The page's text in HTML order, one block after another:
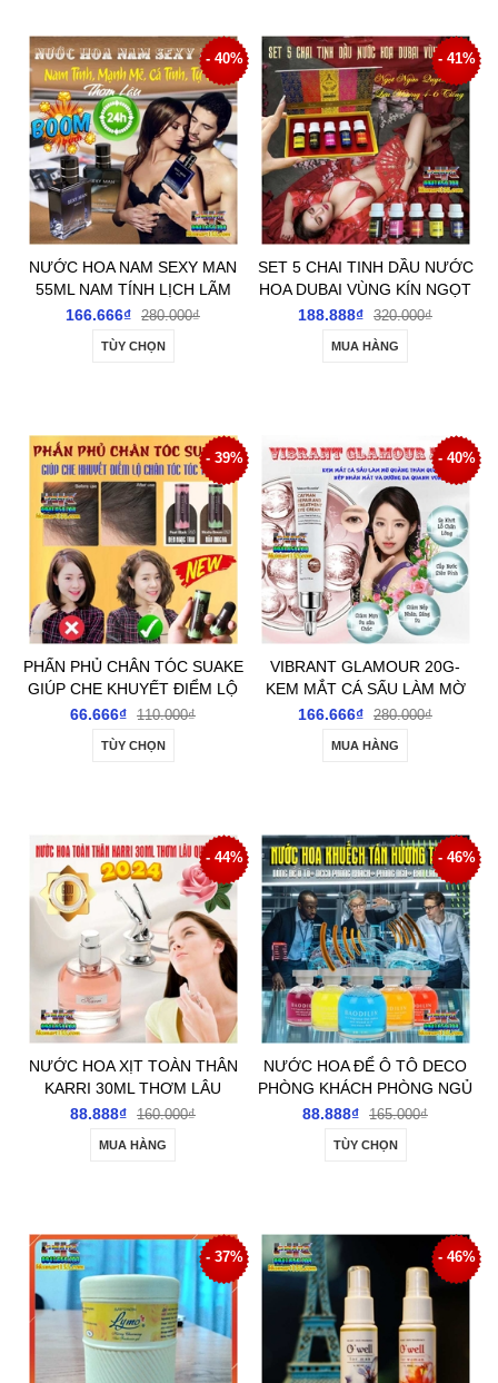
- 40%
NƯỚC HOA NAM SEXY MAN
55ML NAM TÍNH LỊCH LÃM
CUỐN HÚT GIỮ HƯƠNG LÂU
166.666₫ 280.000₫
TÙY CHỌN
- 41%
SET 5 CHAI TINH DẦU NƯỚC
HOA DUBAI VÙNG KÍN NGỌT
NGÀO QUYẾN RŨ LƯU
188.888₫ 320.000₫
MUA HÀNG
- 39%
PHẤN PHỦ CHÂN TÓC SUAKE
GIÚP CHE KHUYẾT ĐIỂM LỘ
CHÂN TÓC TÓC THƯA
66.666₫ 110.000₫
TÙY CHỌN
- 40%
VIBRANT GLAMOUR 20G-
KEM MẮT CÁ SẤU LÀM MỜ
QUẦNG THÂM QUẦNG MẮT
DA QUANH VÙNG MẮT
166.666₫ 280.000₫
MUA HÀNG
- 44%
NƯỚC HOA XỊT TOÀN THÂN
KARRI 30ML THƠM LÂU
QUYẾN RŨ
88.888₫ 160.000₫
MUA HÀNG
- 46%
NƯỚC HOA ĐỂ Ô TÔ DECO
PHÒNG KHÁCH PHÒNG NGỦ
BÀN LÀM VIỆC
88.888₫ 165.000₫
TÙY CHỌN
- 37% - 46%